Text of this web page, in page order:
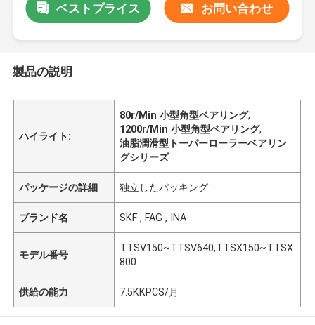
ベストプライス お問い合わせ
製品の説明
ハイライト:
80r/Min 小型角型ベアリング,
1200r/Min 小型角型ベアリング,
油脂潤滑型トーパーローラーベアリン
グシリーズ
パッケージの詳細 独立したパッキング
ブランド名 SKF , FAG , INA
モデル番号
TTSV150~TTSV640,TTSX150~TTSX
800
供給の能力 7.5KKPCS/月